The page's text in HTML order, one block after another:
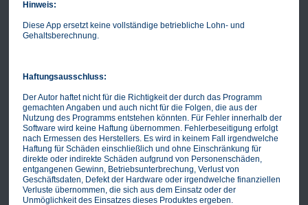
Hinweis:
Diese App ersetzt keine vollständige betriebliche Lohn- und
Gehaltsberechnung.
Haftungsausschluss:
Der Autor haftet nicht für die Richtigkeit der durch das Programm
gemachten Angaben und auch nicht für die Folgen, die aus der
Nutzung des Programms entstehen könnten. Für Fehler innerhalb der
Software wird keine Haftung übernommen. Fehlerbeseitigung erfolgt
nach Ermessen des Herstellers. Es wird in keinem Fall irgendwelche
Haftung für Schäden einschließlich und ohne Einschränkung für
direkte oder indirekte Schäden aufgrund von Personenschäden,
entgangenen Gewinn, Betriebsunterbrechung, Verlust von
Geschäftsdaten, Defekt der Hardware oder irgendwelche finanziellen
Verluste übernommen, die sich aus dem Einsatz oder der
Unmöglichkeit des Einsatzes dieses Produktes ergeben.